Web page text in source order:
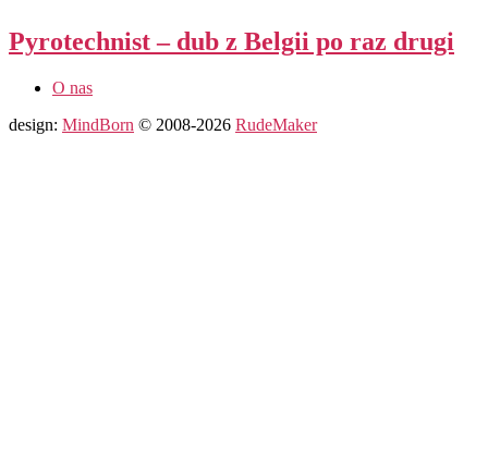
Pyrotechnist – dub z Belgii po raz drugi
O nas
design: MindBorn © 2008-2026 RudeMaker